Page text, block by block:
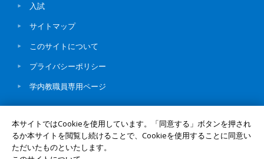
入試
サイトマップ
このサイトについて
プライバシーポリシー
学内教職員専用ページ
© Okayama University
本サイトではCookieを使用しています。「同意する」ボタンを押され
るか本サイトを閲覧し続けることで、Cookieを使用することに同意い
ただいたものといたします。